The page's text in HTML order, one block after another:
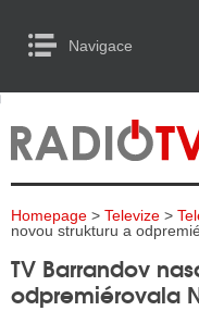
Navigace
RADIA
TELEVIZE
INTERNET
TISK
to Content
Homepage > Televize >
novou strukturu a
TV Barrandov
odpremiérovala